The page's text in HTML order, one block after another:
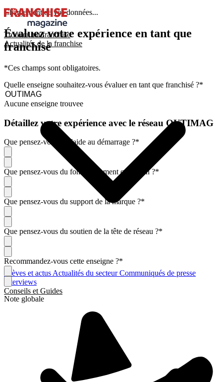
Trouver ma franchise
Actualités de la franchise
Brèves et actus Actualités du secteurCommuniqués de presse
Interviews
Conseils et Guides
Chargement de vos données...
Évaluez votre expérience en tant que
franchisé
*Ces champs sont obligatoires.
Quelle enseigne souhaitez-vous évaluer en tant que franchisé ?*
Aucune enseigne trouvee
Détaillez votre expérience avec le réseau OUTIMAG
Que pensez-vous de l'aide au démarrage ?*
Que pensez-vous du fonctionnement quotidien ?*
Que pensez-vous du support de la marque ?*
Que pensez-vous du soutien de la tête de réseau ?*
Recommandez-vous cette enseigne ?*
Note globale